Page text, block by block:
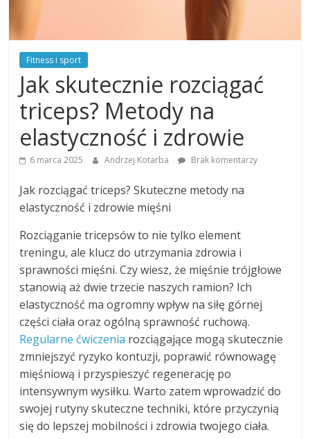
Fitness i sport
Jak skutecznie rozciągać
triceps? Metody na
elastyczność i zdrowie
6 marca 2025 Andrzej Kotarba Brak komentarzy
Jak rozciągać triceps? Skuteczne metody na
elastyczność i zdrowie mięśni
Rozciąganie tricepsów to nie tylko element
treningu, ale klucz do utrzymania zdrowia i
sprawności mięśni. Czy wiesz, że mięśnie trójgłowe
stanowią aż dwie trzecie naszych ramion? Ich
elastyczność ma ogromny wpływ na siłę górnej
części ciała oraz ogólną sprawność ruchową.
Regularne ćwiczenia rozciągające mogą skutecznie
zmniejszyć ryzyko kontuzji, poprawić równowagę
mięśniową i przyspieszyć regenerację po
intensywnym wysiłku. Warto zatem wprowadzić do
swojej rutyny skuteczne techniki, które przyczynią
się do lepszej mobilności i zdrowia twojego ciała.